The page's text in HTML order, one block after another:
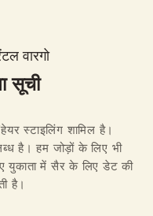
वारगो
सूची
स्टाइलिंग शामिल है।
है। हम जोड़ों के लिए भी
युकाता में सैर के लिए डेट की
है।